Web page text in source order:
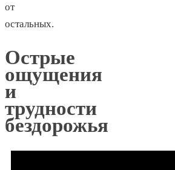
от
остальных.
Острые
ощущения
и
трудности
бездорожья